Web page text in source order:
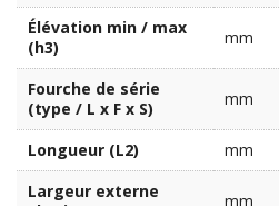
Élévation min / max
(h3)
mm
Fourche de série
(type / L x F x S)
mm
Longueur (L2) mm
Largeur externe
mm